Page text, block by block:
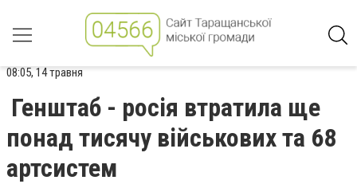
08:05, 14 травня
Генштаб - росія втратила ще
понад тисячу військових та 68
артсистем